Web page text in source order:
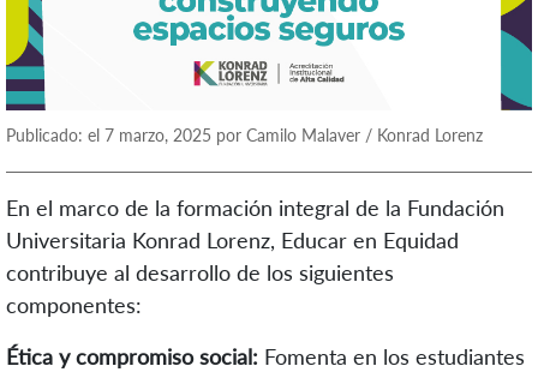
Publicado: el 7 marzo, 2025 por Camilo Malaver / Konrad Lorenz
En el marco de la formación integral de la Fundación
Universitaria Konrad Lorenz, Educar en Equidad
contribuye al desarrollo de los siguientes
componentes:
Ética y compromiso social: Fomenta en los estudiantes